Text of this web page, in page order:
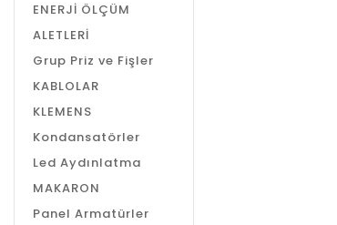
ENERJİ ÖLÇÜM
ALETLERİ
Grup Priz ve Fişler
KABLOLAR
KLEMENS
Kondansatörler
Led Aydınlatma
MAKARON
Panel Armatürler